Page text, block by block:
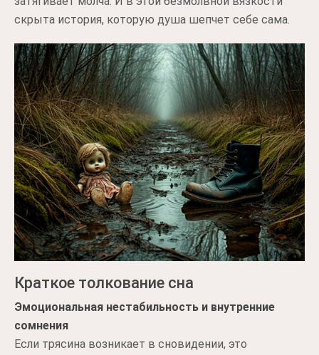
скрыта история, которую душа шепчет себе сама.
Краткое толкование сна
Эмоциональная нестабильность и внутренние
сомнения
Если трясина возникает в сновидении, это